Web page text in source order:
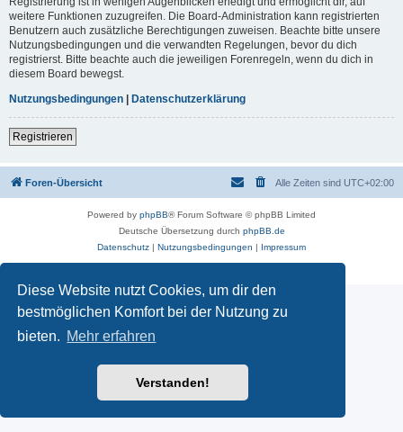
Diese Website nutzt Cookies, um dir den
bestmöglichen Komfort bei der Nutzung zu
bieten. Mehr erfahren
Verstanden!
weitere Funktionen zuzugreifen. Die Board-Administration kann registrierten
Benutzern auch zusätzliche Berechtigungen zuweisen. Beachte bitte unsere
Nutzungsbedingungen und die verwandten Regelungen, bevor du dich
registrierst. Bitte beachte auch die jeweiligen Forenregeln, wenn du dich in
diesem Board bewegst.
Nutzungsbedingungen | Datenschutzerklärung
Registrieren
Foren-Übersicht Alle Zeiten sind UTC+02:00
Powered by phpBB® Forum Software © phpBB Limited
Deutsche Übersetzung durch phpBB.de
Datenschutz | Nutzungsbedingungen | Impressum